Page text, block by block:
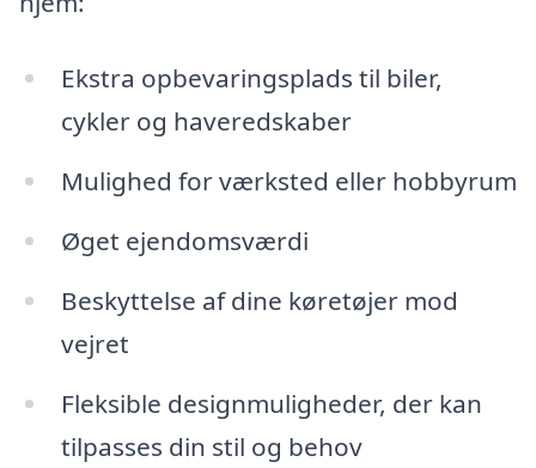
Ekstra opbevaringsplads til biler,
cykler og haveredskaber
Mulighed for værksted eller hobbyrum
Øget ejendomsværdi
Beskyttelse af dine køretøjer mod
vejret
Fleksible designmuligheder, der kan
tilpasses din stil og behov